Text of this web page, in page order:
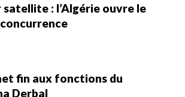
: l’Algérie ouvre le
fin aux fonctions du
Derbal